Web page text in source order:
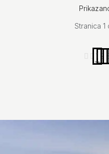
Stranica
1 2 3